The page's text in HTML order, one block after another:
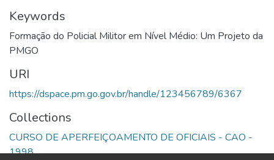
Keywords
Formação do Policial Militor em Nível Médio: Um Projeto da
PMGO
URI
https://dspace.pm.go.gov.br/handle/123456789/6367
Collections
CURSO DE APERFEIÇOAMENTO DE OFICIAIS - CAO -
1998